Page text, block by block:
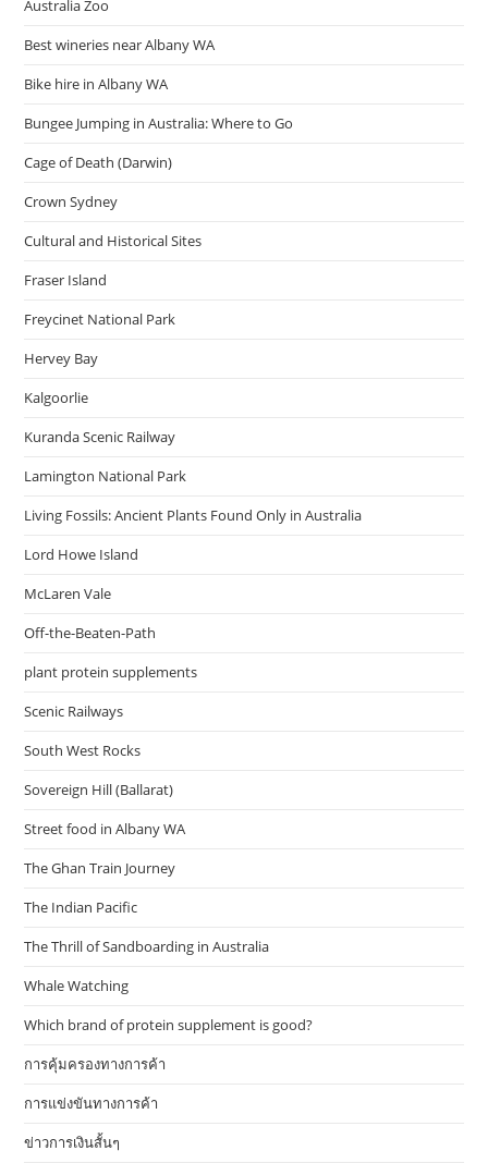
สำหรับ
อนาคต
Australia Zoo
Best wineries near Albany WA
Bike hire in Albany WA
Bungee Jumping in Australia: Where to Go
Cage of Death (Darwin)
Crown Sydney
Cultural and Historical Sites
Fraser Island
Freycinet National Park
Hervey Bay
Kalgoorlie
Kuranda Scenic Railway
Lamington National Park
Living Fossils: Ancient Plants Found Only in Australia
Lord Howe Island
McLaren Vale
Off-the-Beaten-Path
plant protein supplements
Scenic Railways
South West Rocks
Sovereign Hill (Ballarat)
Street food in Albany WA
The Ghan Train Journey
The Indian Pacific
The Thrill of Sandboarding in Australia
Whale Watching
Which brand of protein supplement is good?
การคุ้มครองทางการค้า
การแข่งขันทางการค้า
ข่าวการเงินสั้นๆ